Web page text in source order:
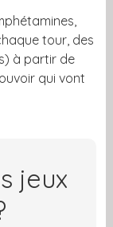
tour, des
à partir de
qui vont
jeux